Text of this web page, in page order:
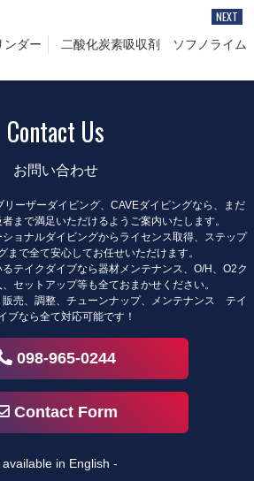
ンダー 二酸化炭素吸収剤 ソフノライム
Contact Us
お問い合わせ
ーザーダイビング、CAVEダイビングなら、まだ
まで満足いただけるようご案内いたします。
ョナルダイビングからライセンス取得、ステップ
まで全て安心してお任せいただけます。
テイクダイブなら器材メンテナンス、O/H、O2ク
セットアップ等も全ておまかせください。
売、調整、チューンナップ、メンテナンス テイ
ブなら全て対応可能です！
098-965-0244
Contact Form
available in English -